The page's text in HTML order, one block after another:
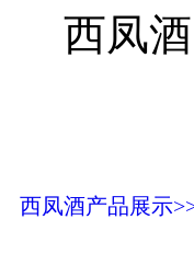
西凤
西凤酒产品展示